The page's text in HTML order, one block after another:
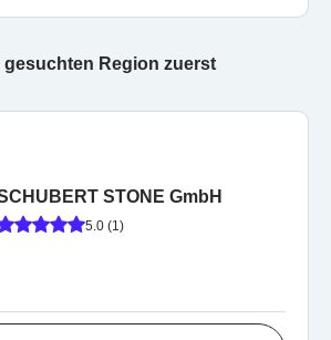
gesuchten Region zuerst
STONE GmbH
5.0 (1)